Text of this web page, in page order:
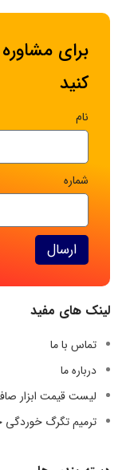
برای مشاوره
کنید
نام
شماره
ارسال
لینک های مفید
تماس با ما
درباره ما
لیست قیمت ابزار
ترمیم تگرگ خوردگی